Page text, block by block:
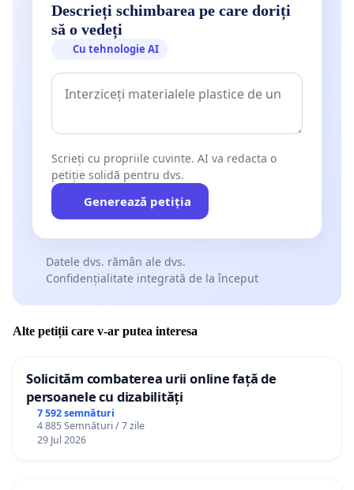
Descrieți schimbarea pe care doriți
să o vedeți
Cu tehnologie AI
Scrieți cu propriile cuvinte. AI va redacta o
petiție solidă pentru dvs.
Generează petiția
Datele dvs. rămân ale dvs.
Confidențialitate integrată de la început
Alte petiții care v-ar putea interesa
Solicităm combaterea urii online față de
persoanele cu dizabilități
7 592 semnături
4 885 Semnături / 7 zile
29 Jul 2026